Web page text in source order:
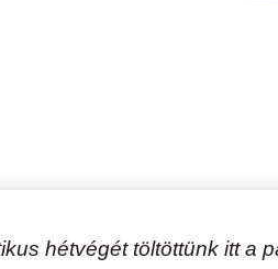
hétvégét töltöttünk itt a